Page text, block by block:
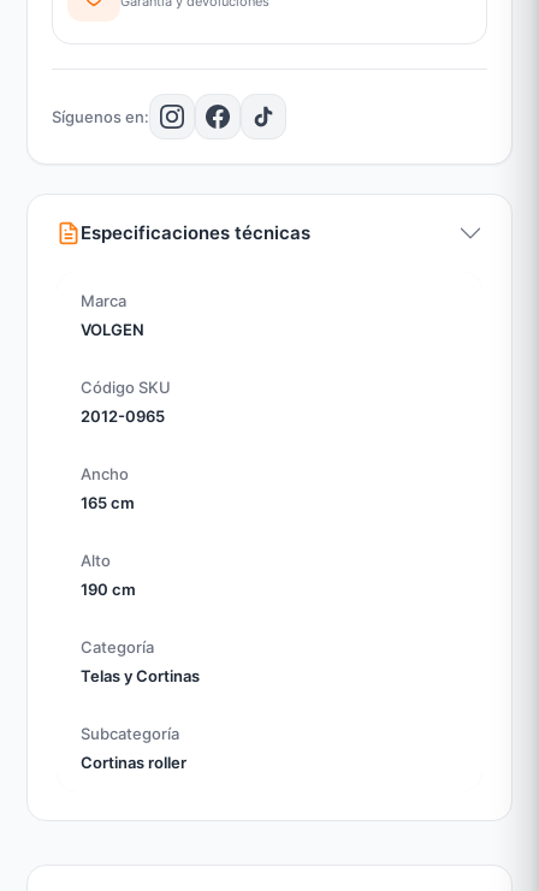
Especificaciones técnicas
Marca
VOLGEN
Código SKU
2012-0965
Ancho
165 cm
Alto
190 cm
Categoría
Telas y Cortinas
Subcategoría
Cortinas roller
Síguenos en: